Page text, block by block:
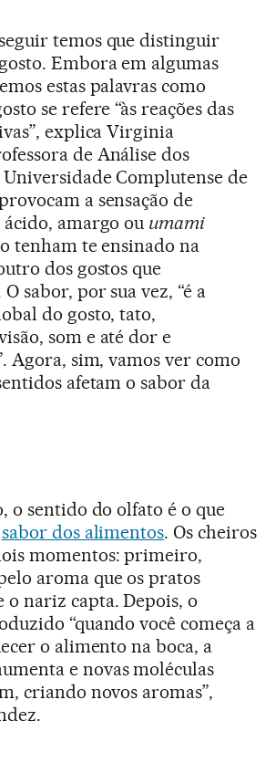
temos que distinguir
Embora em algumas
estas palavras como
se refere “às reações das
explica Virginia
de Análise dos
Complutense de
a sensação de
amargo ou umami
tenham te ensinado na
dos gostos que
sabor, por sua vez, “é a
do gosto, tato,
som e até dor e
sim, vamos ver como
afetam o sabor da
o sentido do olfato é o que
sabor dos alimentos. Os cheiros
momentos: primeiro,
aroma que os pratos
o nariz capta. Depois, o
“quando você começa a
o alimento na boca, a
e novas moléculas
criando novos aromas”,